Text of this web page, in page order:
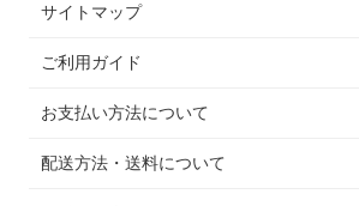
サイトマップ
ご利用ガイド
お支払い方法について
配送方法・送料について